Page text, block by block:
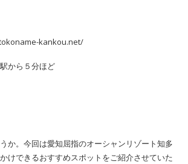
kankou.net/
から５分ほど
か。今回は愛知屈指のオーシャンリゾート知多
けできるおすすめスポットをご紹介させていた